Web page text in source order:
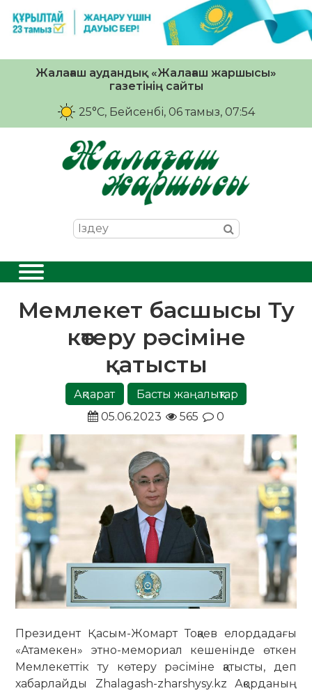
Жалағаш аудандық «Жалағаш жаршысы»
газетінің сайты
25°C, Бейсенбі, 06 тамыз, 07:54
Мемлекет басшысы Ту
көтеру рәсіміне
қатысты
Ақпарат
Басты жаңалықтар
05.06.2023
565 0
Президент Қасым-Жомарт Тоқаев елордадағы
«Атамекен» этно-мемориал кешенінде өткен
Мемлекеттік ту көтеру рәсіміне қатысты, деп
хабарлайды Zhalagash-zharshysy.kz Ақорданың